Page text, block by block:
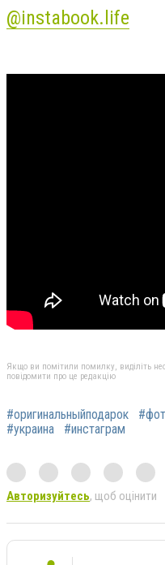
@instabook.life
Якщо ви помітили помилку, виділіть
повідомити про це редакцію
#оригинальныйподарок
#украина
#инстаграм
Авторизуйтесь, щоб оцінити